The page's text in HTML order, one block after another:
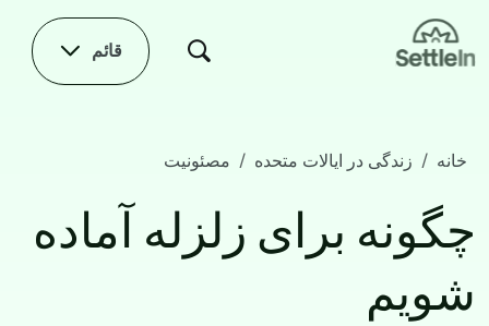
Skip to main content
قائم
خانه زندگی در ایالات متحده مصئونیت
چگونه برای زلزله آماده
شویم